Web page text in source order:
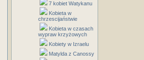
7 kobiet Watykanu
Kobieta w
chrzescijaństwie
Kobieta w czasach
wypraw krzyżowych
Kobiety w Izraelu
Matylda z Canossy